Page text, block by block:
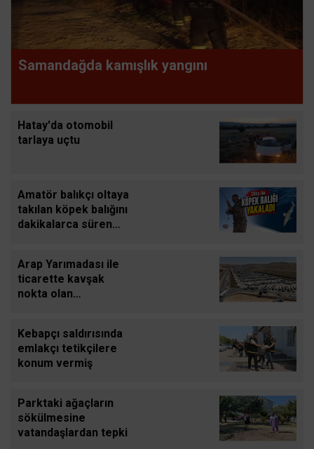
Samandağda kamışlık yangını
Hatay'da otomobil
tarlaya uçtu
Amatör balıkçı oltaya
takılan köpek balığını
dakikalarca süren
Arap Yarımadası ile
ticarette kavşak
nokta olan
giriş-çıkış yapıyor
Kebapçı saldırısında
emlakçı tetikçilere
konum vermiş
Parktaki ağaçların
sökülmesine
vatandaşlardan tepki